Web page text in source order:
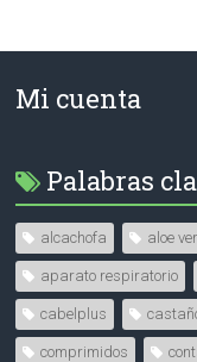
Mi cuenta
Palabras
alcachofa aloe
aparato respiratorio
cabelplus
comprimidos